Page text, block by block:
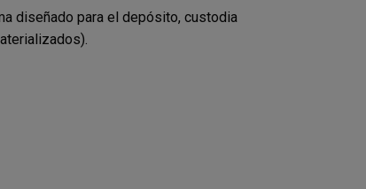
diseñado para el depósito, custodia